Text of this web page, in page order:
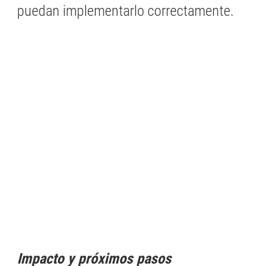
puedan implementarlo correctamente.
Impacto y próximos pasos